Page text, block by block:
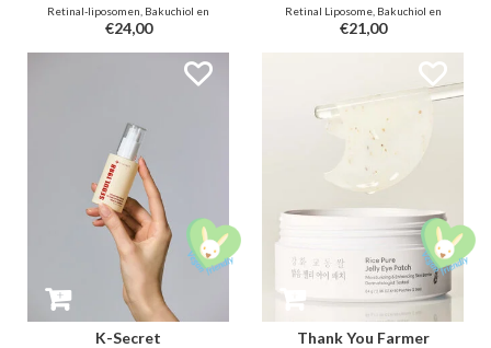
Retinal-liposomen, Bakuchiol en
Peptiden versnelt
celvernieuwing en vervaagt fijne
lijntjes. Met gefermenteerde
het de gevoelige huid, verkleint
het poriën en vermindert het
donkere vlekken.
€24,00
Retinal Liposome, Bakuchiol en
EGF stimuleert collageen en
celvernieuwing. De milde, niet-
irriterende formule met
gefermenteerde ingrediënten
vermindert zichtbaar fijne lijntjes
voor een stralende, stevige en
veerkrachtige huid.
€21,00
K-Secret
Thank You Farmer